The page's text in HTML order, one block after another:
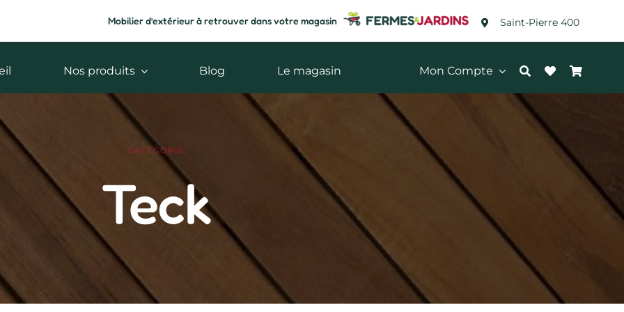
Mobilier d’extérieur à retrouver dans votre magasin Saint-Pierre 400
Nos produits Blog Le magasin Mon Compte
CATÉGORIE
Teck